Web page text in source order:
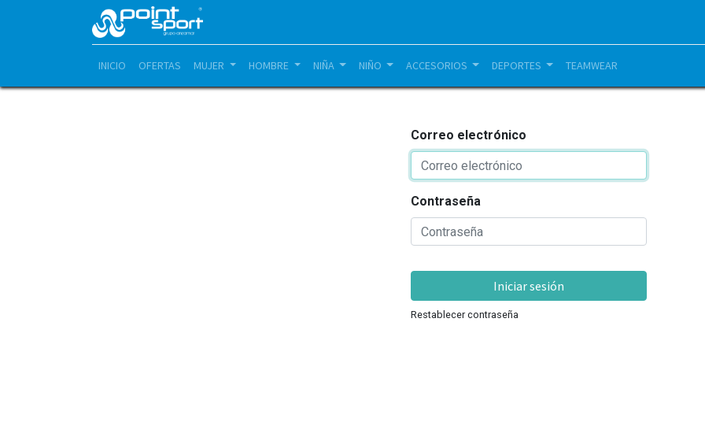
INICIO OFERTAS MUJER HOMBRE NIÑA NIÑO ACCESORIOS DEPORTES TEAMWEAR
Correo electrónico
Contraseña
Iniciar sesión
Restablecer contraseña